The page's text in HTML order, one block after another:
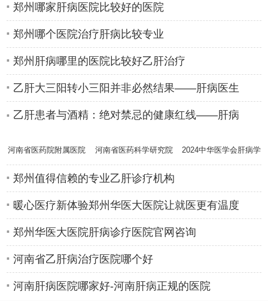
郑州哪家肝病医院比较好的医院
郑州哪个医院治疗肝病比较专业
郑州肝病哪里的医院比较好乙肝治疗
乙肝大三阳转小三阳并非必然结果——肝病医生
乙肝患者与酒精：绝对禁忌的健康红线——肝病
河南省医药院附属医院
肝病专家高
河南省医药科学研究院
附属医院肝
2024中华医学会肝病学
分会学术年
郑州值得信赖的专业乙肝诊疗机构
暖心医疗新体验郑州华医大医院让就医更有温度
郑州华医大医院肝病诊疗医院官网咨询
河南省乙肝病治疗医院哪个好
河南肝病医院哪家好-河南肝病正规的医院